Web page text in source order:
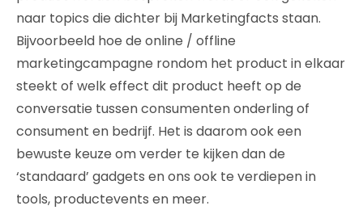
naar topics die dichter bij Marketingfacts staan.
Bijvoorbeeld hoe de online / offline
marketingcampagne rondom het product in elkaar
steekt of welk effect dit product heeft op de
conversatie tussen consumenten onderling of
consument en bedrijf. Het is daarom ook een
bewuste keuze om verder te kijken dan de
‘standaard’ gadgets en ons ook te verdiepen in
tools, productevents en meer.